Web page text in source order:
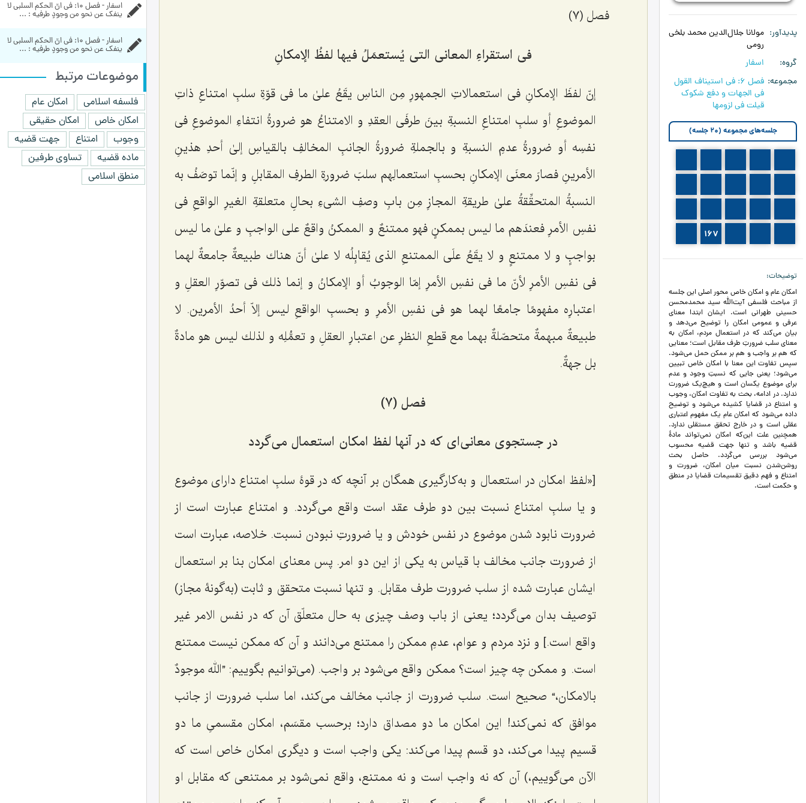
پدیدآور
مولانا جلال‌الدین محمد بلخی
رومی
گروه
اسفار
مجموعه
فصل 6: في استيناف القول
في الجهات و دفع شكوك
قيلت في لزومها
جلسه‌های مجموعه (20 جلسه)
167
توضیحات
امکان عام و امکان خاص محور اصلی این جلسه
از مباحث فلسفی آیت‌الله سید محمدمحسن
حسینی طهرانی است. ایشان ابتدا معنای
عرفی و عمومی امکان را توضیح می‌دهد و
بیان می‌کند که در استعمال مردم، امکان به
معنای سلب ضرورتِ طرف مقابل است؛ معنایی
که هم بر واجب و هم بر ممکن حمل می‌شود.
سپس تفاوت این معنا با امکان خاص تبیین
می‌شود؛ یعنی جایی که نسبتِ وجود و عدم
برای موضوع یکسان است و هیچ‌یک ضرورت
ندارد. در ادامه، بحث به تفاوت امکان، وجوب
و امتناع در قضایا کشیده می‌شود و توضیح
داده می‌شود که امکان عام یک مفهوم اعتباری
عقلی است و در خارج تحقق مستقلی ندارد.
همچنین علت این‌که امکان نمی‌تواند مادۀ
قضیه باشد و تنها جهت قضیه محسوب
می‌شود بررسی می‌گردد. حاصل بحث
روشن‌شدن نسبت میان امکان، ضرورت و
امتناع و فهم دقیق تقسیمات قضایا در منطق
و حکمت است.
فصل (7)
فی استقراءِ المعانی التی یُستعمَلُ فیها لفظُ الإمكانِ‌
إنّ لفظَ الإمكانِ فی استعمالاتِ الجمهورِ مِن الناسِ یقَعُ علىٰ‌ ما فی قوّةِ سلبِ امتناعِ ذاتِ
الموضوعِ أو سلبِ امتناعِ النسبةِ بینَ طرفَی العقدِ و الامتناعُ هو ضرورةُ انتفاءِ الموضوعِ فی
نفسِه أو ضرورةُ عدمِ النسبةِ و بالجملةِ ضرورةُ الجانبِ المخالفِ بالقیاسِ إلىٰ أحدِ هذینِ
الأمرینِ فصارَ معنَى الإمكانِ بحسبِ استعمالِهم سلبَ ضرورةِ الطرفِ المقابلِ و إنّما توصَفُ به
النسبةُ المتحقِّقةُ علىٰ طریقةِ المجازِ مِن بابِ وصفِ الشی‌ءِ بحالِ متعلقةِ الغیرِ الواقعِ فی
نفسِ الأمرِ فعندَهم ما لیس بممكنٍ فهو ممتنعٌ و الممكنُ واقعٌ على الواجبِ و علىٰ ما لیس
بواجبٍ و لا ممتنعٍ و لا یقَعُ علَى الممتنعِ الذی یُقابِلُه لا علىٰ‌ أنّ هناك طبیعةٌ جامعةٌ لهما
فی نفسِ الأمرِ لأنّ ما فی نفسِ الأمرِ إمّا الوجوبُ أو الإمكانُ و إنما ذلك فی تصوّرِ العقلِ و
اعتبارِه مفهومًا جامعًا لهما هو فی نفسِ الأمرِ و بحسبِ الواقعِ لیس إلاّ أحدُ الأمرین. لا
طبیعةٌ مبهمةٌ متحصّلةٌ بهما مع قطعِ النظرِ عن اعتبارِ العقلِ و تعمُّلِه و لذلك‌ لیس هو مادةٌ
بل جهةٌ.
فصل (7)
در جستجوی معانی‌ای که در آنها لفظ امکان استعمال می‌گردد
[«لفظ امکان در استعمال و به‌کارگیری همگان بر آنچه که در قوۀ سلبِ امتناع دارای موضوع
و یا سلبِ امتناع نسبت بین دو طرف عقد است واقع می‌گردد. و امتناع عبارت است از
ضرورت نابود شدن موضوع در نفس خودش و یا ضرورتِ نبودن نسبت. خلاصه، عبارت است
از ضرورت جانب مخالف با قیاس به یکی از این دو امر. پس معنای امکان بنا بر استعمال
ایشان عبارت شده از سلب ضرورت طرف مقابل. و تنها نسبت متحقق و ثابت (به‌گونۀ مجاز)
توصیف بدان می‌گردد؛ یعنی از باب وصف چیزی به حال متعلّق آن که در نفس الامر غیر
واقع است.] و نزد مردم و عوام، عدمِ ممكن را ممتنع مى‌دانند و آن كه ممكن نیست ممتنع
است. و ممكن چه چیز است؟ ممكن واقع مى‌شود بر واجب. (مى‌توانیم بگوییم: ”الله موجودٌ
بالامكان،“ صحیح است. سلب ضرورت از جانب مخالف مى‌كند، اما سلب ضرورت از جانب
موافق که نمی‌کند! این امکان ما دو مصداق دارد؛ برحسب مقسَم، امكان مقسمىِ ما دو
قسیم پیدا مى‌كند، دو قسم پیدا مى‌كند: یكى واجب است و دیگرى امكان خاص است كه
الآن مى‌گوییم،) آن كه نه واجب است و نه ممتنع، واقع نمى‌شود بر ممتنعى كه مقابل او
ینفک عن نحو من وجودٍ طرفیه : ...
ینفک عن نحو من وجودٍ طرفیه : ...
موضوعات مرتبط
فلسفه اسلامی
امکان عام
امکان خاص
امکان حقیقی
وجوب
امتناع
جهت قضیه
ماده قضیه
تساوی طرفین
منطق اسلامی